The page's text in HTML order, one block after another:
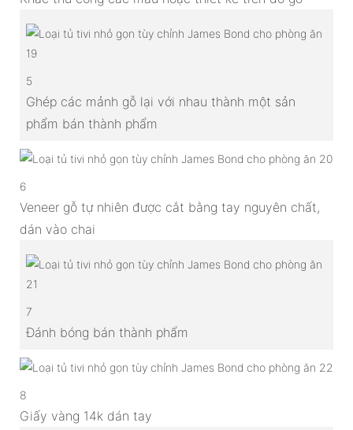
5
Ghép các mảnh gỗ lại với nhau thành một sản
phẩm bán thành phẩm
6
Veneer gỗ tự nhiên được cắt bằng tay nguyên chất,
dán vào chai
7
Đánh bóng bán thành phẩm
8
Giấy vàng 14k dán tay